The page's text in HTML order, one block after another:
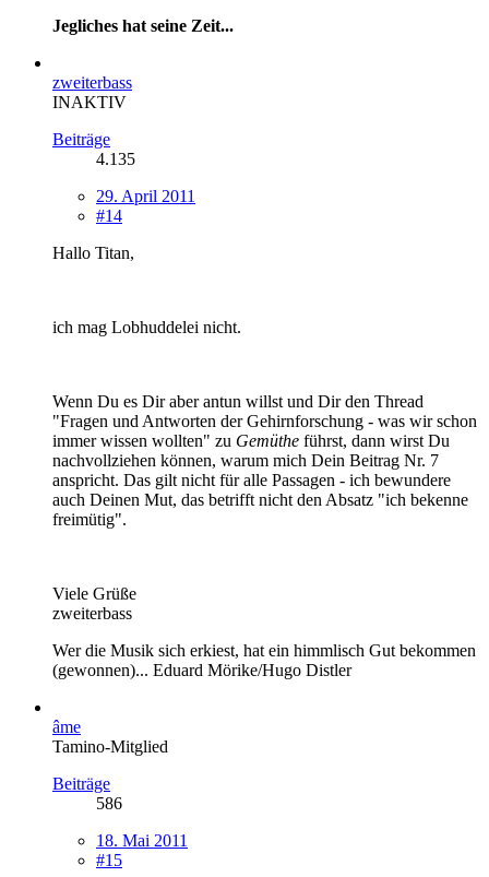
Jegliches hat seine Zeit...
zweiterbass
INAKTIV
Beiträge
4.135
29. April 2011
#14
Hallo Titan,
ich mag Lobhuddelei nicht.
Wenn Du es Dir aber antun willst und Dir den Thread
"Fragen und Antworten der Gehirnforschung - was wir schon
immer wissen wollten" zu Gemüthe führst, dann wirst Du
nachvollziehen können, warum mich Dein Beitrag Nr. 7
anspricht. Das gilt nicht für alle Passagen - ich bewundere
auch Deinen Mut, das betrifft nicht den Absatz "ich bekenne
freimütig".
Viele Grüße
zweiterbass
Wer die Musik sich erkiest, hat ein himmlisch Gut bekommen
(gewonnen)... Eduard Mörike/Hugo Distler
âme
Tamino-Mitglied
Beiträge
586
18. Mai 2011
#15